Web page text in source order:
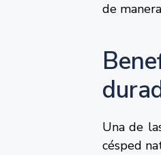
de
Una de
césped